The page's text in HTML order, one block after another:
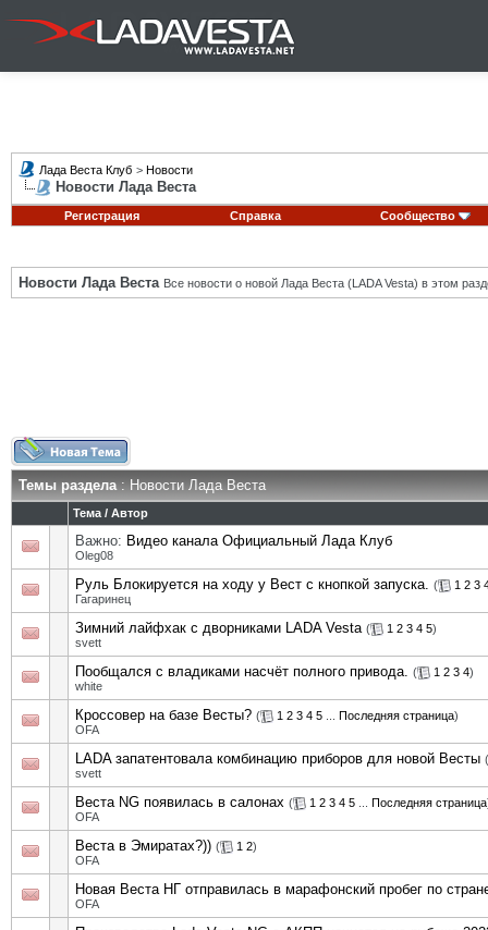
Лада Веста Клуб > Новости
Новости Лада Веста
Регистрация Справка Сообщество
Новости Лада Веста Все новости о новой Лада Веста (LADA Vesta) в этом
Темы раздела: Новости Лада Веста
Тема / Автор
Важно: Видео канала Официальный Лада Клуб
Oleg08
Руль Блокируется на ходу у Вест с кнопкой запуска. ( 1 2 3
Гагаринец
Зимний лайфхак с дворниками LADA Vesta ( 1 2 3 4 5)
svett
Пообщался с владиками насчёт полного привода. ( 1 2 3 4)
white
Кроссовер на базе Весты? ( 1 2 3 4 5 Последняя страница)
OFA
LADA запатентовала комбинацию приборов для новой Весты (
svett
Веста NG появилась в салонах ( 1 2 3 4 5 Последняя страница
OFA
Веста в Эмиратах?)) ( 1 2)
OFA
Новая Веста НГ отправилась в марафонский пробег по
OFA